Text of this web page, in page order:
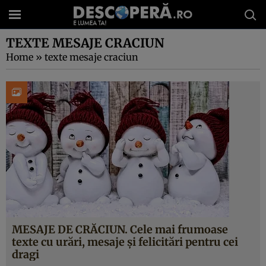
TEXTE MESAJE CRACIUN
Home » texte mesaje craciun
MESAJE DE CRĂCIUN. Cele mai frumoase
texte cu urări, mesaje şi felicitări pentru cei
dragi